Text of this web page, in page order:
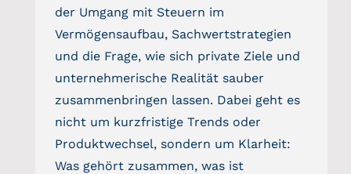
der Umgang mit Steuern im
Vermögensaufbau, Sachwertstrategien
und die Frage, wie sich private Ziele und
unternehmerische Realität sauber
zusammenbringen lassen. Dabei geht es
nicht um kurzfristige Trends oder
Produktwechsel, sondern um Klarheit:
Was gehört zusammen, was ist